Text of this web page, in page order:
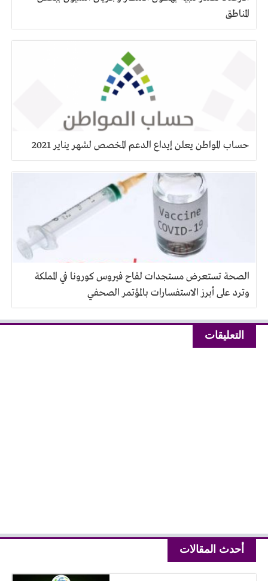
المناطق
حساب المواطن يعلن إيداع الدعم المخصص لشهر يناير 2021
الصحة تستعرض مستجدات لقاح فيروس كورونا في المملكة
وترد على أبرز الاستفسارات بالمؤتمر الصحفي
التعليقات
أحدث المقالات